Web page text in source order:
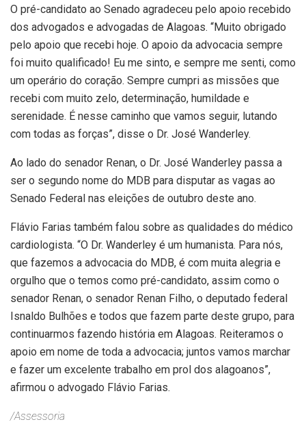
O pré-candidato ao Senado agradeceu pelo apoio recebido
dos advogados e advogadas de Alagoas. “Muito obrigado
pelo apoio que recebi hoje. O apoio da advocacia sempre
foi muito qualificado! Eu me sinto, e sempre me senti, como
um operário do coração. Sempre cumpri as missões que
recebi com muito zelo, determinação, humildade e
serenidade. É nesse caminho que vamos seguir, lutando
com todas as forças”, disse o Dr. José Wanderley.
Ao lado do senador Renan, o Dr. José Wanderley passa a
ser o segundo nome do MDB para disputar as vagas ao
Senado Federal nas eleições de outubro deste ano.
Flávio Farias também falou sobre as qualidades do médico
cardiologista. “O Dr. Wanderley é um humanista. Para nós,
que fazemos a advocacia do MDB, é com muita alegria e
orgulho que o temos como pré-candidato, assim como o
senador Renan, o senador Renan Filho, o deputado federal
Isnaldo Bulhões e todos que fazem parte deste grupo, para
continuarmos fazendo história em Alagoas. Reiteramos o
apoio em nome de toda a advocacia; juntos vamos marchar
e fazer um excelente trabalho em prol dos alagoanos”,
afirmou o advogado Flávio Farias.
/Assessoria